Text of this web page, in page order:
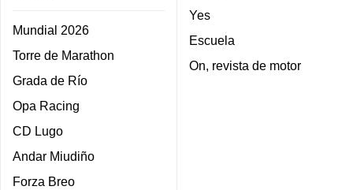
Mundial 2026
Torre de Marathon
Grada de Río
Opa Racing
CD Lugo
Andar Miudiño
Forza Breo
Yes
Escuela
On, revista de motor